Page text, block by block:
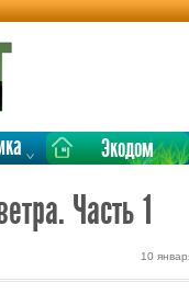
Экодом
Часть 1
10